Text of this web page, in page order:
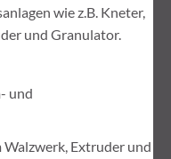
wie z.B. Kneter,
und Granulator.
und
Extruder und